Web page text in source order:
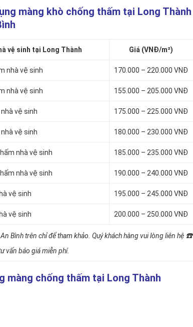
màng khò chống thấm tại Long Thành
vệ sinh tại Long Thành Giá (VNĐ/m²)
nhà vệ sinh 170.000 – 220.000 VNĐ
nhà vệ sinh 155.000 – 205.000 VNĐ
vệ sinh 175.000 – 225.000 VNĐ
vệ sinh 180.000 – 230.000 VNĐ
nhà vệ sinh 185.000 – 235.000 VNĐ
nhà vệ sinh 190.000 – 240.000 VNĐ
vệ sinh 195.000 – 245.000 VNĐ
vệ sinh 200.000 – 250.000 VNĐ
Bình trên chỉ để tham khảo. Quý khách hàng vui lòng liên hệ ☎️
vấn báo giá miễn phí.
màng chống thấm tại Long Thành